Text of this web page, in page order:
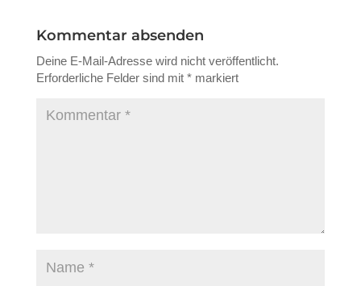
Kommentar absenden
Deine E-Mail-Adresse wird nicht veröffentlicht.
Erforderliche Felder sind mit *markiert